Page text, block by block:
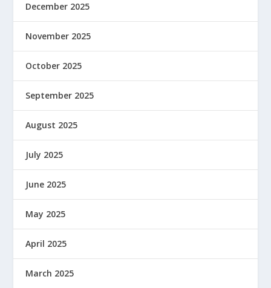
December 2025
November 2025
October 2025
September 2025
August 2025
July 2025
June 2025
May 2025
April 2025
March 2025